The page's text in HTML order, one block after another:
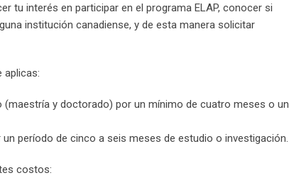
tu interés en participar en el programa ELAP, conocer si
institución canadiense, y de esta manera solicitar
aplicas:
y doctorado) por un mínimo de cuatro meses o un
período de cinco a seis meses de estudio o investigación.
costos: